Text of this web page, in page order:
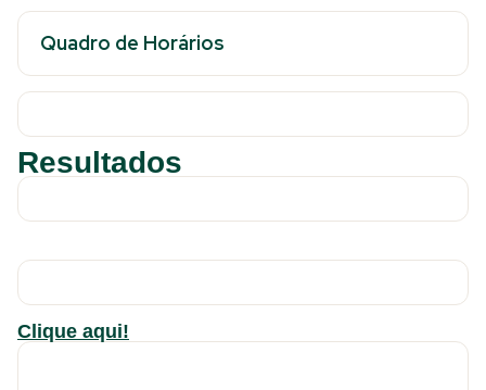
Quadro de Horários
Resultados
Clique aqui!